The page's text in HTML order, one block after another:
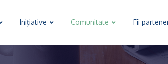
Inițiative Comunitate Fii